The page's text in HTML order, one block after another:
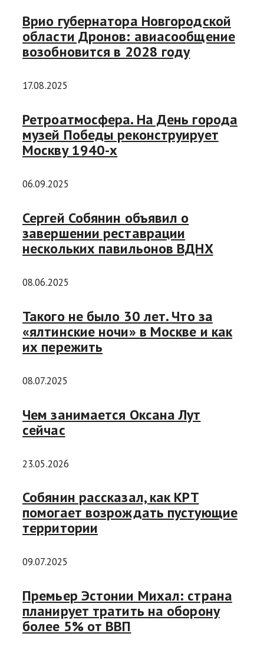
Врио губернатора Новгородской
области Дронов: авиасообщение
возобновится в 2028 году
17.08.2025
Ретроатмосфера. На День города
музей Победы реконструирует
Москву 1940-х
06.09.2025
Сергей Собянин объявил о
завершении реставрации
нескольких павильонов ВДНХ
08.06.2025
Такого не было 30 лет. Что за
«ялтинские ночи» в Москве и как
их пережить
08.07.2025
Чем занимается Оксана Лут
сейчас
23.05.2026
Собянин рассказал, как КРТ
помогает возрождать пустующие
территории
09.07.2025
Премьер Эстонии Михал: страна
планирует тратить на оборону
более 5% от ВВП